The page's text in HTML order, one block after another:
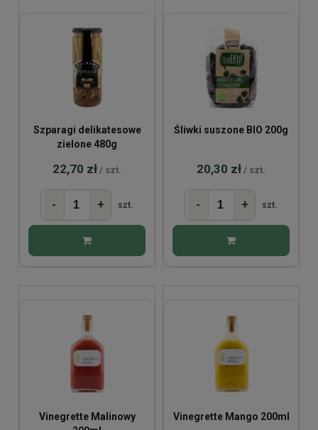
Szparagi delikatesowe
zielone 480g
22,70 zł / szt.
- + szt.
Śliwki suszone BIO 200g
20,30 zł / szt.
- + szt.
Vinegrette Malinowy
Vinegrette Mango 200ml